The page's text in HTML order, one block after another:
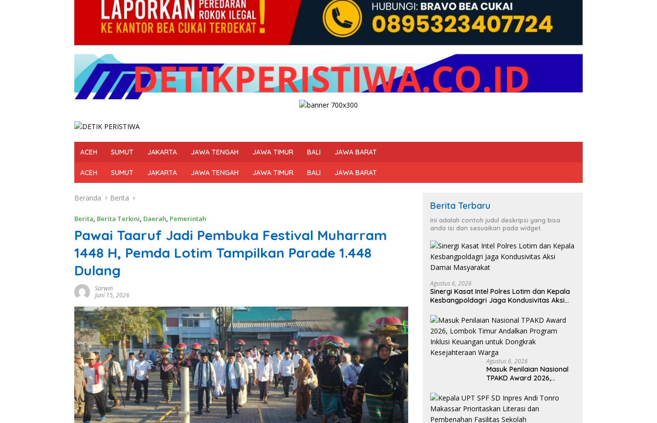
ACEH SUMUT JAKARTA JAWA TENGAH JAWA TIMUR BALI JAWA BARAT
ACEH SUMUT JAKARTA JAWA TENGAH JAWA TIMUR BALI JAWA BARAT
Beranda Berita
Berita, Berita Terkini, Daerah, Pemerintah
Pawai Taaruf Jadi Pembuka Festival Muharram
1448 H, Pemda Lotim Tampilkan Parade 1.448
Dulang
Sarwin
Juni 15, 2026
Berita Terbaru
Ini adalah contoh judul deskripsi yang bisa
anda isi dan sesuaikan pada widget
Agustus 6, 2026
Sinergi Kasat Intel Polres Lotim dan Kepala
Kesbangpoldagri Jaga Kondusivitas Aksi
Agustus 6, 2026
Masuk Penilaian Nasional
TPAKD Award 2026,
Program Inklusi Keuangan
untuk Dongkrak
Kesejahteraan Warga